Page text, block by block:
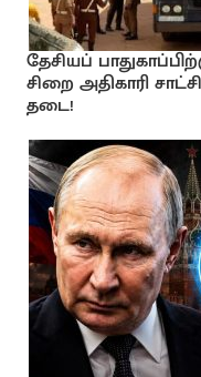
தேசியப்
சிறை அதிகாரி
தடை!